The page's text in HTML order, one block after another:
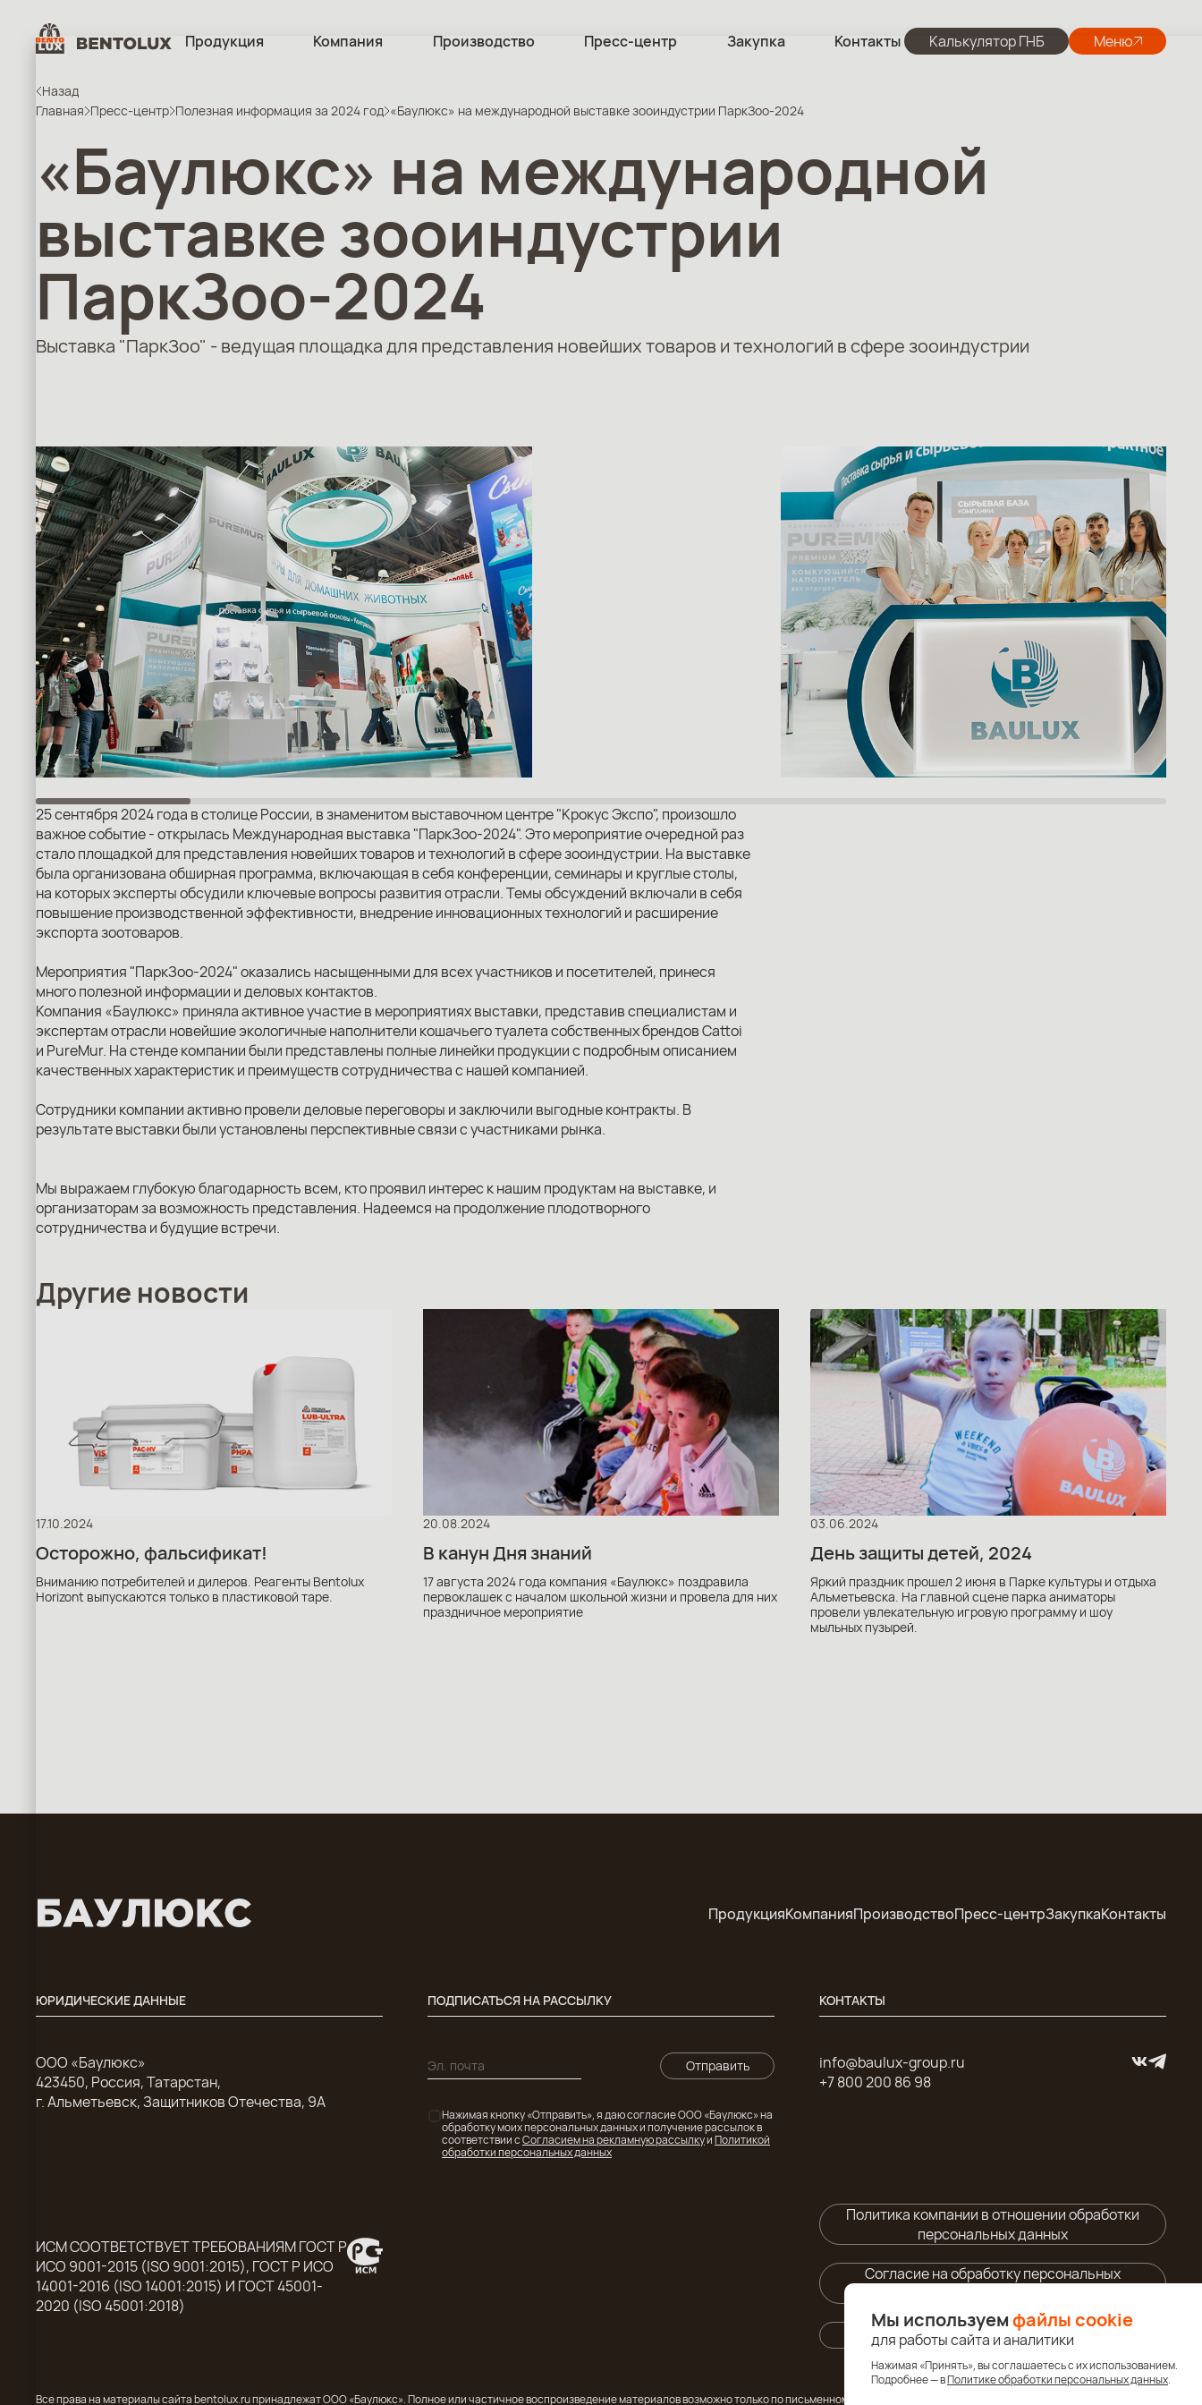
Продукция Компания Производство Пресс-центр Закупка Контакты Калькулятор ГНБ Меню
Назад
Главная Пресс-центр Полезная информация за 2024 год «Баулюкс» на международной выставке зооиндустрии ПаркЗоо-2024
«Баулюкс» на международной
выставке зооиндустрии
ПаркЗоо-2024
Выставка "ПаркЗоо" - ведущая площадка для представления новейших товаров и технологий в сфере зооиндустрии
25 сентября 2024 года в столице России, в знаменитом выставочном центре "Крокус Экспо", произошло
важное событие - открылась Международная выставка "ПаркЗоо-2024". Это мероприятие очередной раз
стало площадкой для представления новейших товаров и технологий в сфере зооиндустрии. На выставке
была организована обширная программа, включающая в себя конференции, семинары и круглые столы,
на которых эксперты обсудили ключевые вопросы развития отрасли. Темы обсуждений включали в себя
повышение производственной эффективности, внедрение инновационных технологий и расширение
экспорта зоотоваров.
Мероприятия "ПаркЗоо-2024" оказались насыщенными для всех участников и посетителей, принеся
много полезной информации и деловых контактов.
Компания «Баулюкс» приняла активное участие в мероприятиях выставки, представив специалистам и
экспертам отрасли новейшие экологичные наполнители кошачьего туалета собственных брендов Cattoi
и PureMur. На стенде компании были представлены полные линейки продукции с подробным описанием
качественных характеристик и преимуществ сотрудничества с нашей компанией.
Сотрудники компании активно провели деловые переговоры и заключили выгодные контракты. В
результате выставки были установлены перспективные связи с участниками рынка.
Мы выражаем глубокую благодарность всем, кто проявил интерес к нашим продуктам на выставке, и
организаторам за возможность представления. Надеемся на продолжение плодотворного
сотрудничества и будущие встречи.
Другие новости
17.10.2024
Осторожно, фальсификат!
Вниманию потребителей и дилеров. Реагенты Bentolux
Horizont выпускаются только в пластиковой таре.
20.08.2024
В канун Дня знаний
17 августа 2024 года компания «Баулюкс» поздравила
первоклашек с началом школьной жизни и провела для них
праздничное мероприятие
03.06.2024
День защиты детей, 2024
Яркий праздник прошел 2 июня в Парке культуры и отдыха
Альметьевска. На главной сцене парка аниматоры
провели увлекательную игровую программу и шоу
мыльных пузырей.
ПродукцияКомпанияПроизводствоПресс-центрЗакупкаКонтакты
ЮРИДИЧЕСКИЕ ДАННЫЕ
ООО «Баулюкс»
423450, Россия, Татарстан,
г. Альметьевск, Защитников Отечества, 9А
ПОДПИСАТЬСЯ НА РАССЫЛКУ
Отправить
Нажимая кнопку «Отправить», я даю согласие ООО «Баулюкс» на
обработку моих персональных данных и получение рассылок в
соответствии сСогласием на рекламную рассылкуиПолитикой
обработки персональных данных
КОНТАКТЫ
info@baulux-group.ru
+7 800 200 86 98
ИСМ СООТВЕТСТВУЕТ ТРЕБОВАНИЯМ ГОСТ Р
ИСО 9001-2015 (ISO 9001:2015), ГОСТ Р ИСО
14001-2016 (ISO 14001:2015) И ГОСТ 45001-
2020 (ISO 45001:2018)
Политика компании в отношении обработки
персональных данных
Согласие на обработку персональных
Правила использования cайта
Все права на материалы сайта bentolux.ru принадлежат ООО «Баулюкс». Полное или частичное воспроизведение материалов возможно только по письменному разрешению правообладателя.
Мы используемфайлы cookie
для работы сайта и аналитики
Нажимая «Принять», вы соглашаетесь с их использованием.
Подробнее — вПолитике обработки персональных данных.